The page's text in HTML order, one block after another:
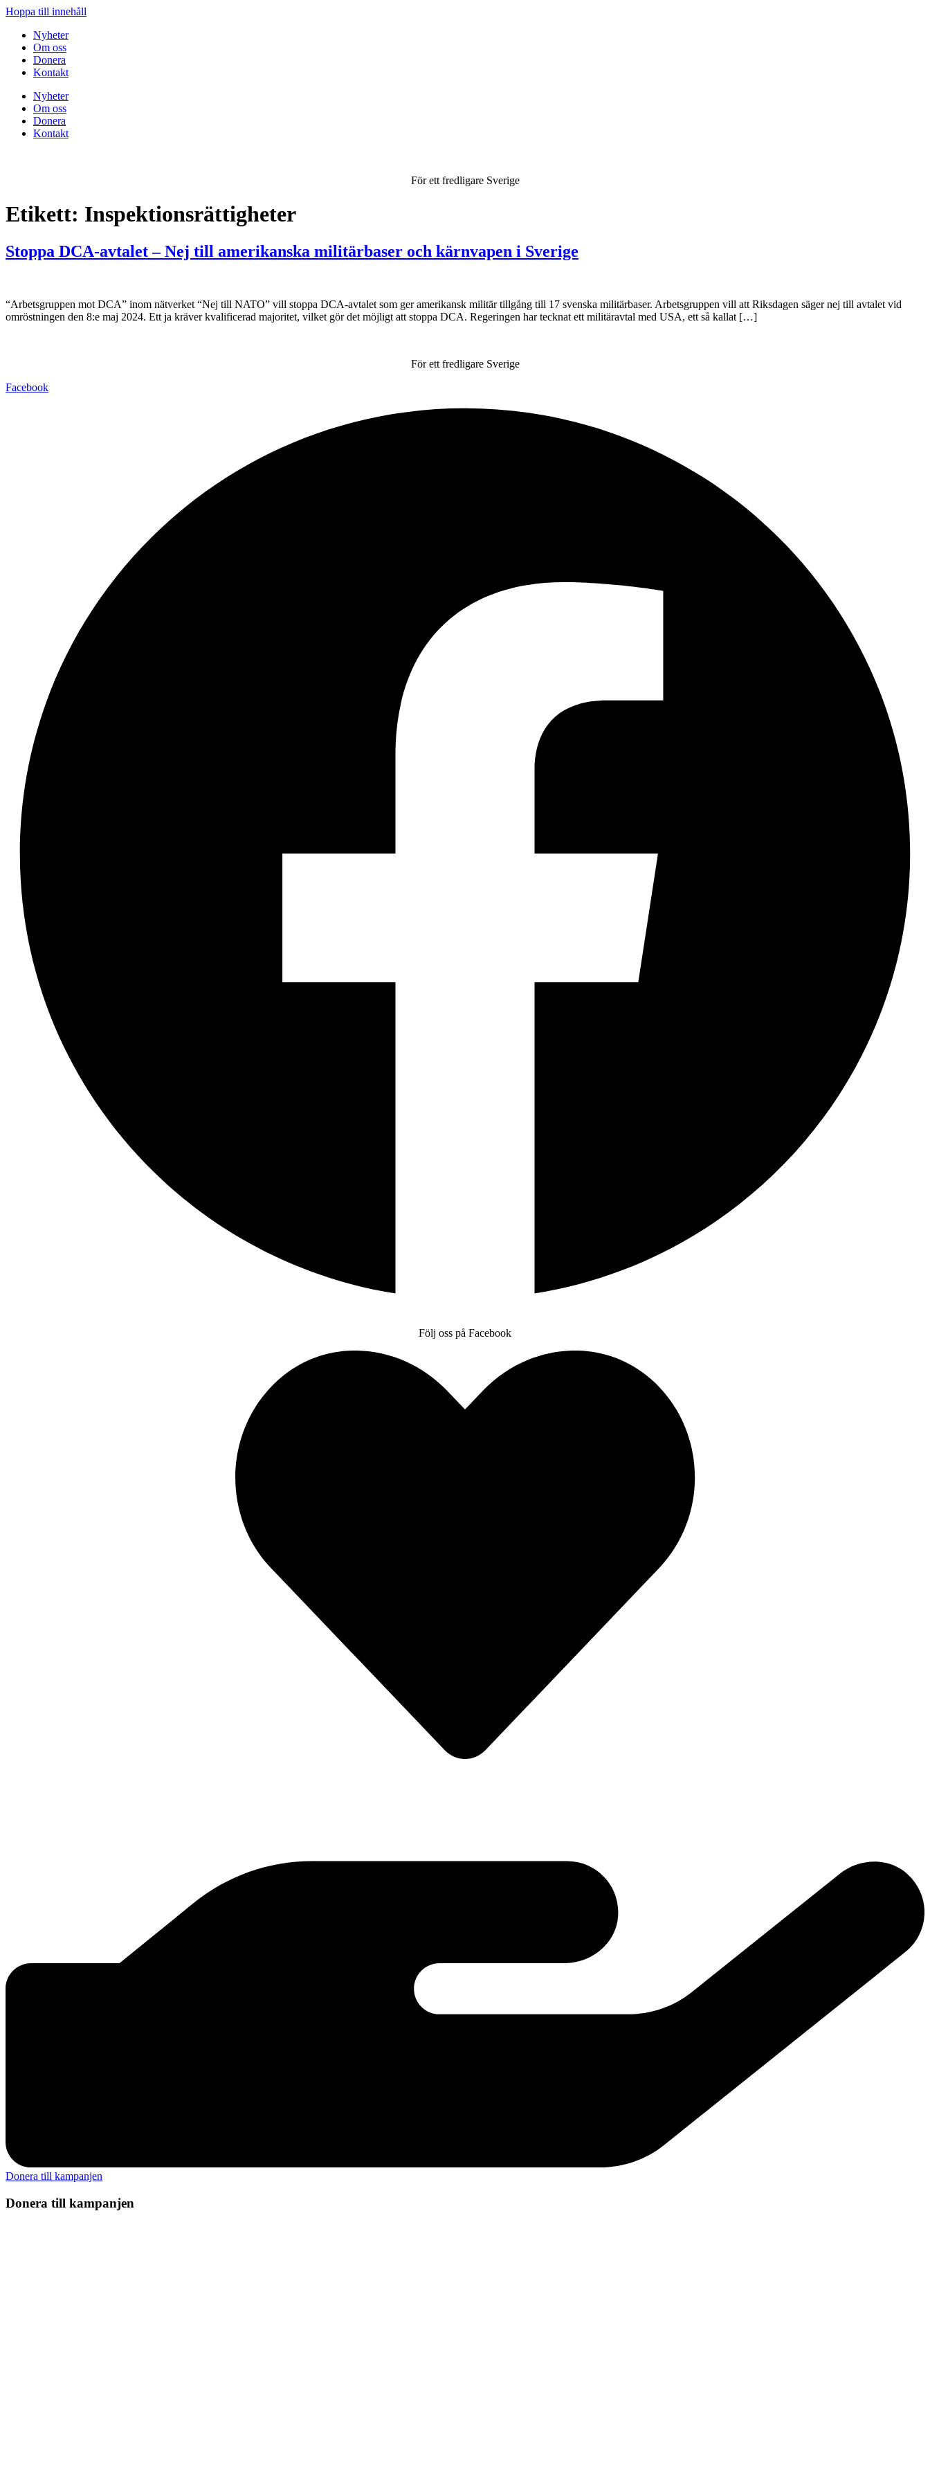
Hoppa till innehåll
Nyheter
Om oss
Donera
Kontakt
Nyheter
Om oss
Donera
Kontakt
För ett fredligare Sverige
Etikett: Inspektionsrättigheter
Stoppa DCA-avtalet – Nej till amerikanska militärbaser och kärnvapen i Sverige
“Arbetsgruppen mot DCA” inom nätverket “Nej till NATO” vill stoppa DCA-avtalet som ger amerikansk militär tillgång till 17 svenska militärbaser. Arbetsgruppen vill att Riksdagen säger nej till avtalet vid
omröstningen den 8:e maj 2024. Ett ja kräver kvalificerad majoritet, vilket gör det möjligt att stoppa DCA. Regeringen har tecknat ett militäravtal med USA, ett så kallat […]
För ett fredligare Sverige
Facebook
Följ oss på Facebook
Donera till kampanjen
Donera till kampanjen